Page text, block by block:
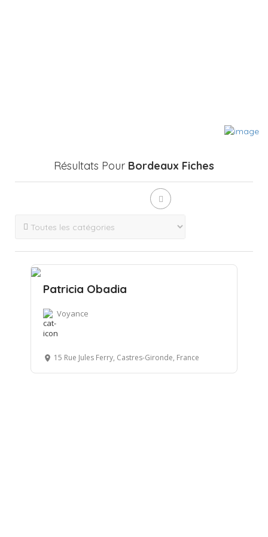
Résultats Pour Bordeaux Fiches
Patricia Obadia
Voyance
15 Rue Jules Ferry, Castres-Gironde, France